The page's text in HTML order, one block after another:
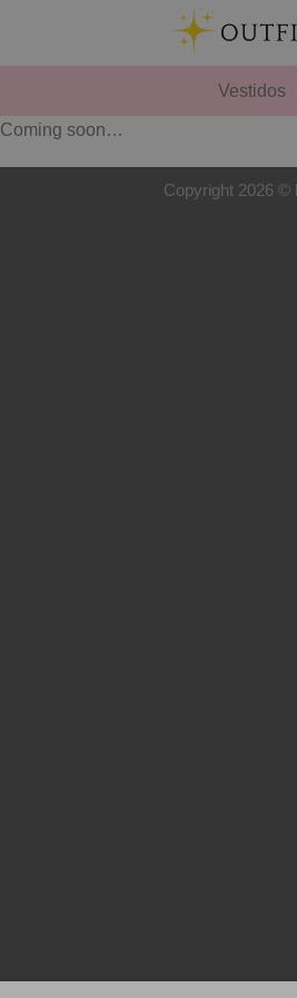
content
Vestidos
Coming soon…
Copyright 2026 ©